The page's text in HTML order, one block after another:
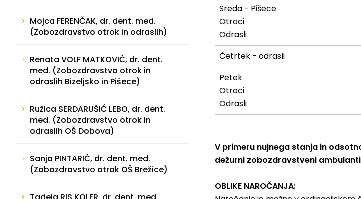
Mojca FERENČAK, dr. dent. med.
(Zobozdravstvo otrok in odraslih)
Renata VOLF MATKOVIĆ, dr. dent.
med. (Zobozdravstvo otrok in
odraslih Bizeljsko in Pišece)
Ružica SERDARUŠIĆ LEBO, dr. dent.
med. (Zobozdravstvo otrok in
odraslih OŠ Dobova)
Sanja PINTARIĆ, dr. dent. med.
(Zobozdravstvo otrok OŠ Brežice)
Sreda - Pišece
Otroci
Odrasli
Četrtek - odrasli
Petek
Otroci
Odrasli
V primeru nujnega stanja in
dežurni zobozdravstveni
OBLIKE NAROČANJA: